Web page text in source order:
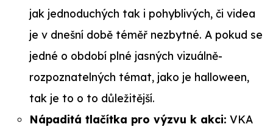
jak jednoduchých tak i pohyblivých, či videa
je v dnešní době téměř nezbytné. A pokud se
jedné o období plné jasných vizuálně-
rozpoznatelných témat, jako je halloween,
tak je to o to důležitější.
Nápaditá tlačítka pro výzvu k akci: VKA